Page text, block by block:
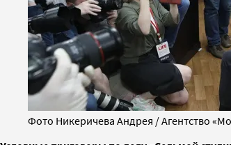
Фото Никеричева Андрея / Агентство